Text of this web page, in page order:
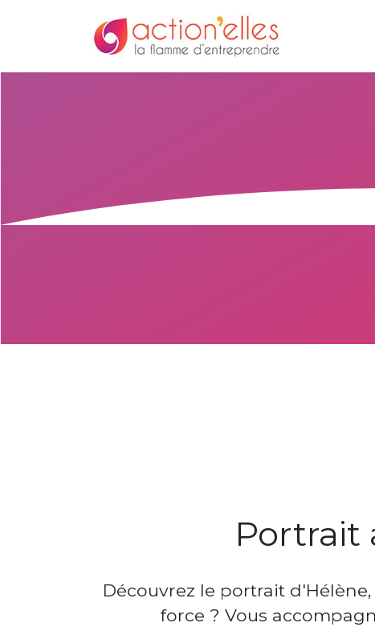
Portrait
Découvrez le portrait
force ? Vous